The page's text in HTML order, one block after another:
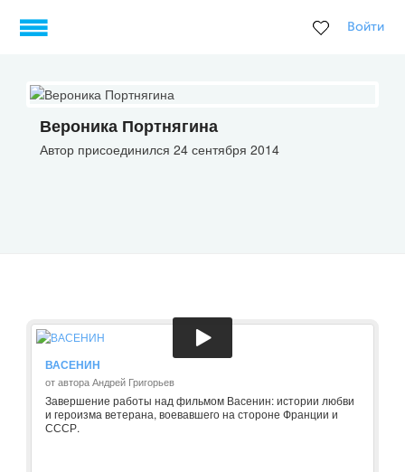
Войти
Вероника Портнягина
Автор присоединился 24 сентября 2014
ВАСЕНИН
от автора Андрей Григорьев
Завершение работы над фильмом Васенин: истории любви
и героизма ветерана, воевавшего на стороне Франции и
СССР.